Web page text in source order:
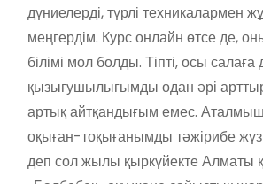
дүниелерді, түрлі техникалармен
меңгердім. Курс онлайн өтсе де,
білімі мол болды. Тіпті, осы салаға
қызығушылығымды одан әрі
артық айтқандығым емес. Аталмыш
оқыған-тоқығанымды тәжірибе
деп сол жылы қыркүйекте Алматы